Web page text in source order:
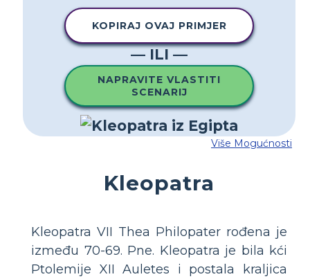
KOPIRAJ OVAJ PRIMJER
— ILI —
NAPRAVITE VLASTITI
SCENARIJ
Više Mogućnosti
Kleopatra
Kleopatra VII Thea Philopater rođena je
između 70-69. Pne. Kleopatra je bila kći
Ptolemije XII Auletes i postala kraljica